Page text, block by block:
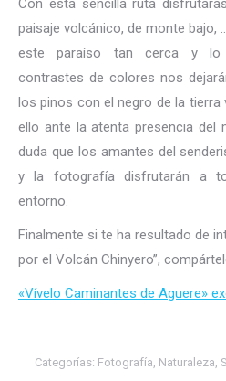
Con esta sencilla ruta
paisaje volcánico, de monte bajo,
este paraíso tan cerca y lo
contrastes de colores nos
los pinos con el negro de la tierra
ello ante la atenta presencia del
duda que los amantes del
y la fotografía disfrutarán a
entorno.
Finalmente si te ha resultado de
por el Volcán Chinyero”,
«Vívelo Caminantes de Aguere»
Categorías: Fotografía, Naturaleza,